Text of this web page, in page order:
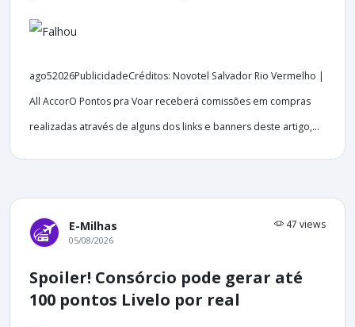
ago52026PublicidadeCréditos: Novotel Salvador Rio Vermelho |
All AccorO Pontos pra Voar receberá comissões em compras
realizadas através de alguns dos links e banners deste artigo,...
E-Milhas 47 views
05/08/2026
Spoiler! Consórcio pode gerar até
100 pontos Livelo por real